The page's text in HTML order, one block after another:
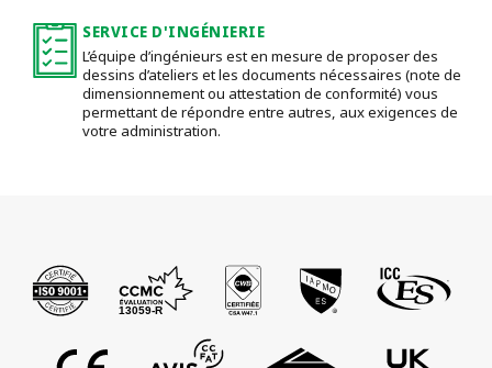
SERVICE D'INGÉNIERIE
L’équipe d’ingénieurs est en mesure de proposer des
dessins d’ateliers et les documents nécessaires (note de
dimensionnement ou attestation de conformité) vous
permettant de répondre entre autres, aux exigences de
votre administration.